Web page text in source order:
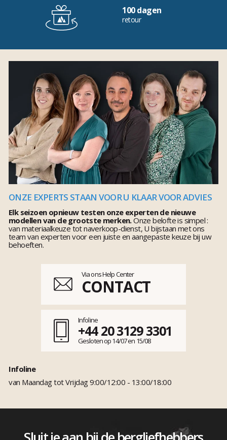
100 dagen
retour
ONZE EXPERTS STAAN VOOR U KLAAR VOOR ADVIES
Elk seizoen opnieuw testen onze experten de nieuwe
modellen van de grootste merken.Onze belofte is simpel :
van materiaalkeuze tot naverkoop-dienst, U bijstaan met ons
team van experten voor een juiste en aangepaste keuze bij uw
behoeften.
Via ons Help Center
CONTACT
Infoline
+44 20 3129 3301
Gesloten op 14/07 en 15/08
Infoline
van Maandag tot Vrijdag 9:00/12:00 - 13:00/18:00